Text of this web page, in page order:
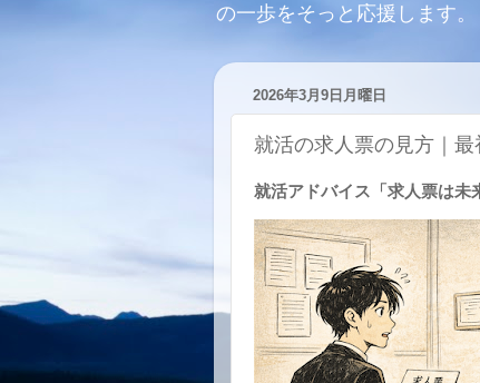
の一歩をそっと応援します
2026年3月9日月曜日
就活の求人票の見方｜
就活アドバイス「求人票は未